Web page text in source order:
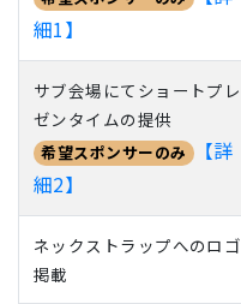
細1】
サブ会場にてショートプレ
ゼンタイムの提供
希望スポンサーのみ 【詳
細2】
ネックストラップへのロゴ
掲載